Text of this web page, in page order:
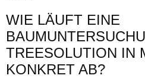
WIE LÄUFT EINE
TREESOLUTION IN
KONKRET AB?